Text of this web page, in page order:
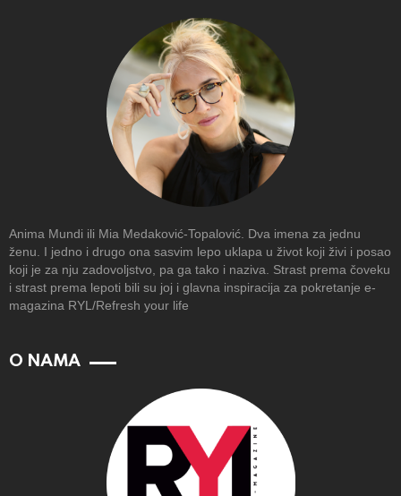
Anima Mundi ili Mia Medaković-Topalović. Dva imena za jednu
ženu. I jedno i drugo ona sasvim lepo uklapa u život koji živi i posao
koji je za nju zadovoljstvo, pa ga tako i naziva. Strast prema čoveku
i strast prema lepoti bili su joj i glavna inspiracija za pokretanje e-
magazina RYL/Refresh your life
O NAMA